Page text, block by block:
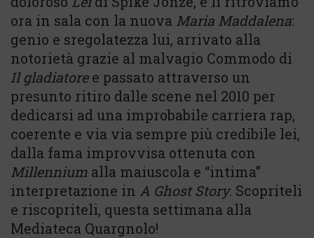
ora in sala con la nuova Maria Maddalena:
genio e sregolatezza lui, arrivato alla
notorietà grazie al malvagio Commodo di
Il gladiatoree passato attraverso un
presunto ritiro dalle scene nel 2010 per
dedicarsi ad una improbabile carriera rap,
coerente e via via sempre più credibile lei,
dalla fama improvvisa ottenuta con
Millennium alla maiuscola e “intima”
interpretazione in A Ghost Story. Scopriteli
e riscopriteli, questa settimana alla
Mediateca Quargnolo!